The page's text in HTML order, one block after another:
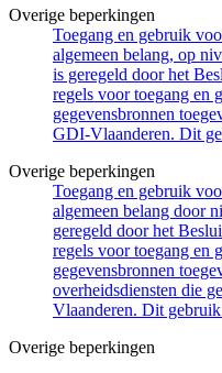
Overige beperkingen
Toegang en gebruik
algemeen belang, op
is geregeld door het
regels voor toegang en
gegevensbronnen
GDI-Vlaanderen. Dit
Overige beperkingen
Toegang en gebruik
algemeen belang door
geregeld door het
regels voor toegang en
gegevensbronnen
overheidsdiensten die
Vlaanderen. Dit
Overige beperkingen